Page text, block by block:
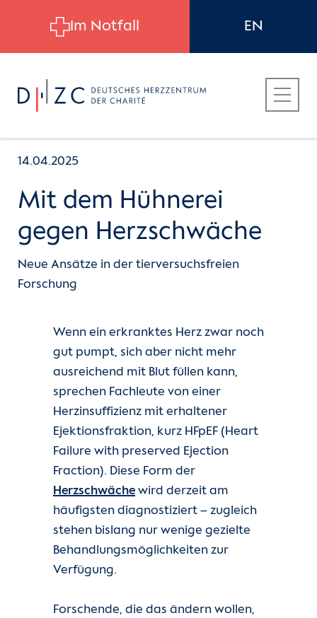
Für Patient:innen
Für Zuweiser:innen
Unsere Kliniken
Einheiten
Für Patient:innen
Für Zuweiser:innen
Karriere
Herzatlas
Forschung
Über uns
14.04.2025
Mit dem Hühnerei
gegen Herzschwäche
Neue Ansätze in der tierversuchsfreien
Forschung
Wenn ein erkranktes Herz zwar noch
gut pumpt, sich aber nicht mehr
ausreichend mit Blut füllen kann,
sprechen Fachleute von einer
Herzinsuffizienz mit erhaltener
Ejektionsfraktion, kurz HFpEF (Heart
Failure with preserved Ejection
Fraction). Diese Form der
Herzschwäche wird derzeit am
häufigsten diagnostiziert – zugleich
stehen bislang nur wenige gezielte
Behandlungsmöglichkeiten zur
Verfügung.
Forschende, die das ändern wollen,
Im Notfall EN